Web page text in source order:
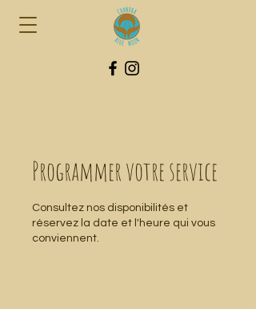
Programmer votre service
Consultez nos disponibilités et
réservez la date et l'heure qui vous
conviennent.